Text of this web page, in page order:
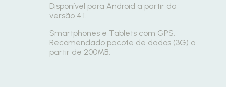
Disponível para Android a partir da
versão 4.1.
Smartphones e Tablets com GPS.
Recomendado pacote de dados (3G) a
partir de 200MB.